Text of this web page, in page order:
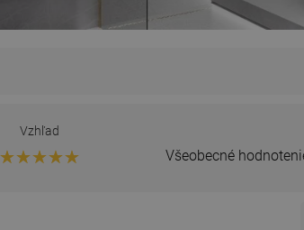
Vzhľad
Všeobecné